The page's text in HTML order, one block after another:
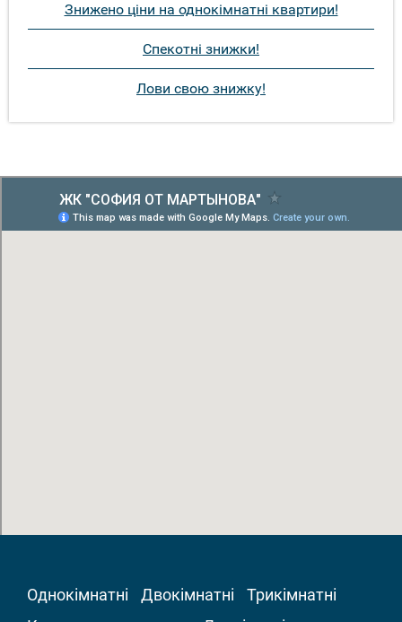
Знижено ціни на однокімнатні квартири!
Спекотні знижки!
Лови свою знижку!
Однокімнатні Двокімнатні
Трикімнатні